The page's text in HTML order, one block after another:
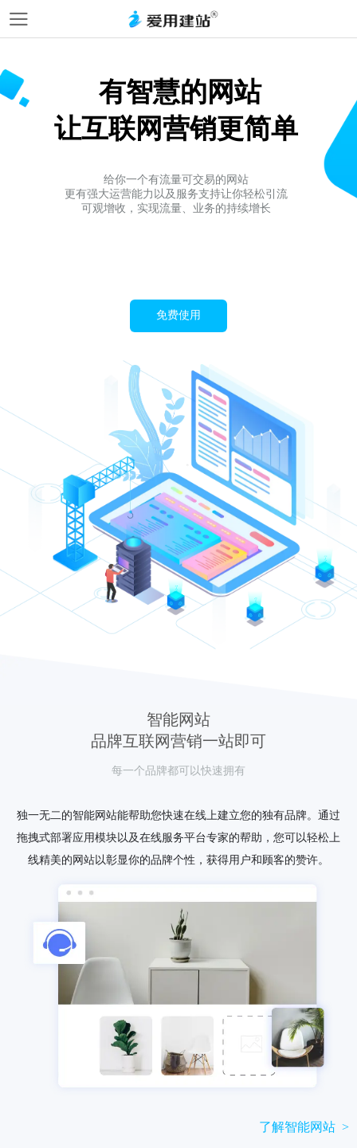
免费使用
有智慧的网站
让互联网营销更简单
给你一个有流量可交易的网站
更有强大运营能力以及服务支持让你轻松引流
可观增收，实现流量、业务的持续增长
智能网站
品牌互联网营销一站即可
每一个品牌都可以快速拥有
独一无二的智能网站能帮助您快速在线上建立您的独有品牌。通过
拖拽式部署应用模块以及在线服务平台专家的帮助，您可以轻松上
线精美的网站以彰显你的品牌个性，获得用户和顾客的赞许。
了解智能网站 >